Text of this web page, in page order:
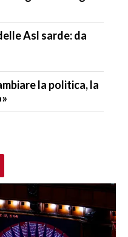
Asl sarde: da
la politica, la